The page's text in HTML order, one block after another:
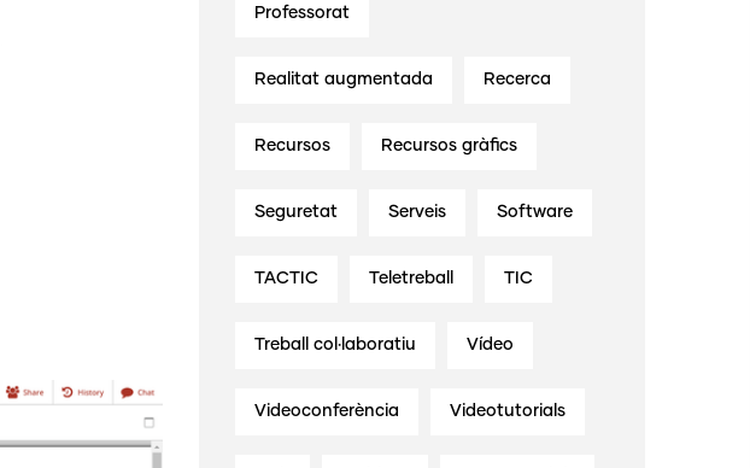
Professorat
Realitat augmentada Recerca
Recursos Recursos gràfics
Seguretat Serveis Software
TACTIC Teletreball TIC
Treball col·laboratiu Vídeo
Videoconferència Videotutorials